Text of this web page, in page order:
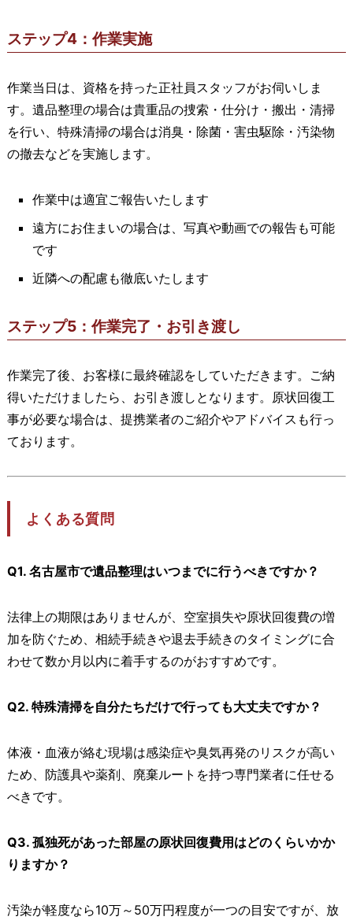
ステップ4：作業実施
作業当日は、資格を持った正社員スタッフがお伺いしま
す。遺品整理の場合は貴重品の捜索・仕分け・搬出・清掃
を行い、特殊清掃の場合は消臭・除菌・害虫駆除・汚染物
の撤去などを実施します。
作業中は適宜ご報告いたします
遠方にお住まいの場合は、写真や動画での報告も可能
です
近隣への配慮も徹底いたします
ステップ5：作業完了・お引き渡し
作業完了後、お客様に最終確認をしていただきます。ご納
得いただけましたら、お引き渡しとなります。原状回復工
事が必要な場合は、提携業者のご紹介やアドバイスも行っ
ております。
よくある質問
Q1. 名古屋市で遺品整理はいつまでに行うべきですか？
法律上の期限はありませんが、空室損失や原状回復費の増
加を防ぐため、相続手続きや退去手続きのタイミングに合
わせて数か月以内に着手するのがおすすめです。
Q2. 特殊清掃を自分たちだけで行っても大丈夫ですか？
体液・血液が絡む現場は感染症や臭気再発のリスクが高い
ため、防護具や薬剤、廃棄ルートを持つ専門業者に任せる
べきです。
Q3. 孤独死があった部屋の原状回復費用はどのくらいかか
りますか？
汚染が軽度なら10万～50万円程度が一つの目安ですが、放